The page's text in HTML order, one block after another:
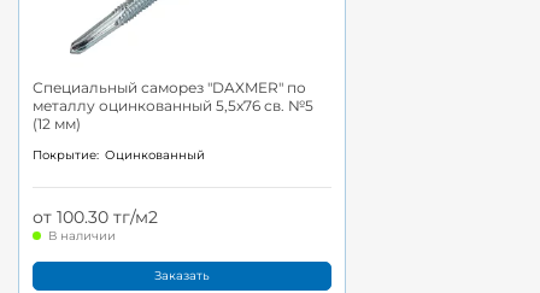
Специальный саморез "DAXMER" по
металлу оцинкованный 5,5x76 св. №5
(12 мм)
Покрытие: Оцинкованный
от 100.30 тг/м2
В наличии
Заказать